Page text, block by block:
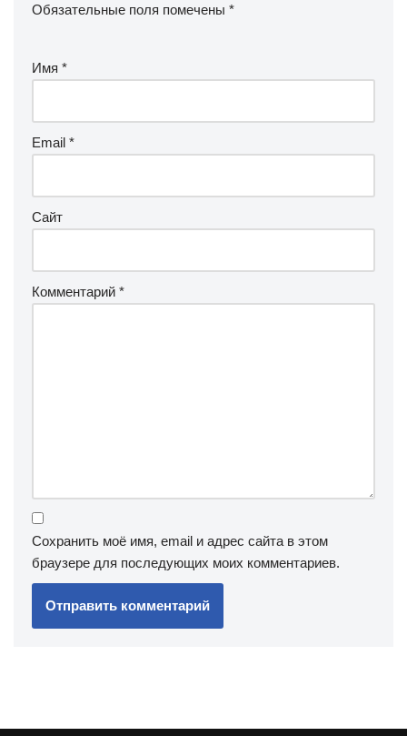
Обязательные поля помечены *
Имя *
Email *
Сайт
Комментарий *
Сохранить моё имя, email и адрес сайта в этом
браузере для последующих моих комментариев.